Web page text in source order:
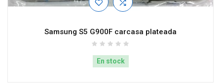
Samsung S5 G900F carcasa plateada
En stock